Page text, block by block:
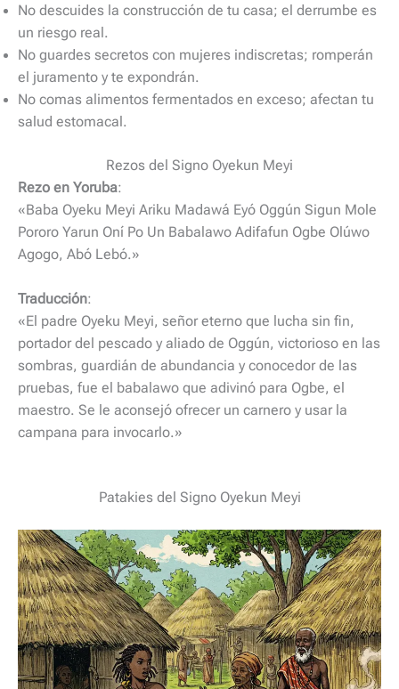
No descuides la construcción de tu casa; el derrumbe es
un riesgo real.
No guardes secretos con mujeres indiscretas; romperán
el juramento y te expondrán.
No comas alimentos fermentados en exceso; afectan tu
salud estomacal.
Rezos del Signo Oyekun Meyi
Rezo en Yoruba:
«Baba Oyeku Meyi Ariku Madawá Eyó Oggún Sigun Mole
Pororo Yarun Oní Po Un Babalawo Adifafun Ogbe Olúwo
Agogo, Abó Lebó.»
Traducción:
«El padre Oyeku Meyi, señor eterno que lucha sin fin,
portador del pescado y aliado de Oggún, victorioso en las
sombras, guardián de abundancia y conocedor de las
pruebas, fue el babalawo que adivinó para Ogbe, el
maestro. Se le aconsejó ofrecer un carnero y usar la
campana para invocarlo.»
Patakies del Signo Oyekun Meyi